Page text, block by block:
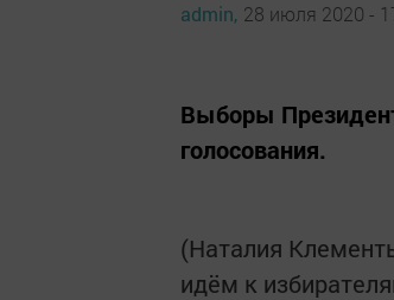
admin, 28 июля 2020 -
Выборы
голосования.
(Наталия
идём к